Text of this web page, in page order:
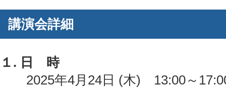
講演会詳細
１. 日 時
2025年4月24日 (木) 13:00～